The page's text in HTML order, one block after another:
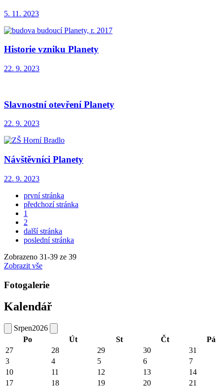
5. 11. 2023
Historie vzniku Planety
22. 9. 2023
Slavnostní otevření Planety
22. 9. 2023
Návštěvníci Planety
22. 9. 2023
první stránka
předchozí stránka
1
2
další stránka
poslední stránka
Zobrazeno 31-39 ze 39
Zobrazit vše
Fotogalerie
Kalendář
Srpen2026
Po
Út St Čt
Pá
27
28 29 30
31
3
4 5 6
7
10
11 12 13
14
17
18 19 20
21